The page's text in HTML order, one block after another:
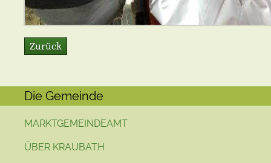
Zurück
Die Gemeinde
MARKTGEMEINDEAMT
ÜBER KRAUBATH